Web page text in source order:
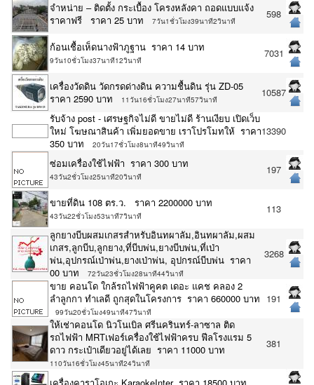
จำหน่าย – ติดตั้ง กระเบื้อง โครงหลังคา ถอดแบบแจ้ง
ราคาฟรี ราคา 25 บาท
7วัน1ชั่วโมง39นาที2วินาที
598
ก้อนเชื้อเห็ดนางฟ้าภูฐาน ราคา 14 บาท
9วัน10ชั่วโมง37นาที12วินาที
7031
เครื่องวัดดิน วัดกรดด่างดิน ความชื้นดิน รุ่น ZD-05
ราคา 2590 บาท
11วัน16ชั่วโมง27นาที57วินาที
10587
รับจ้าง post - เศรษฐกิจไม่ดี ขายไม่ดี ร้านเงียบ เปิดเว็บ
ใหม่ โฆษณาสินค้า เพิ่มยอดขาย เราโปรโมทให้ ราคา
350 บาท
20วัน17ชั่วโมง8นาที49วินาที
13390
ซ่อมเครื่องใช้ไฟฟ้า ราคา 300 บาท
43วัน2ชั่วโมง25นาที20วินาที
197
ขายที่ดิน 108 ตร.ว. ราคา 2200000 บาท
43วัน22ชั่วโมง53นาที7วินาที
113
ลูกยางบีบผสมเกสรสำหรับอินทผาลัม,อินทผาลัม,ผสม
เกสร,ลูกบีบ,ลูกยาง,ที่บีบพ่น,ยางบีบพ่น,ที่เป่า
พ่น,อุปกรณ์เป่าพ่น,ยางเป่าพ่น, อุปกรณ์บีบพ่น ราคา
00 บาท
72วัน23ชั่วโมง28นาที44วินาที
3268
ขาย คอนโด ใกล้รถไฟฟ้าคูคต เดอะ แคช คลอง 2
ลำลูกกา ทำเลดี ถูกสุดในโครงการ ราคา 660000 บาท
99วัน20ชั่วโมง49นาที47วินาที
191
ให้เช่าคอนโด นิวโนเบิล ศรีนครินทร์-ลาซาล ติด
รถไฟฟ้า MRTเฟอร์เครื่องใช้ไฟฟ้าครบ ฟีลโรงแรม 5
ดาว กระเป๋าเดียวอยู่ได้เลย ราคา 11000 บาท
110วัน16ชั่วโมง45นาที24วินาที
381